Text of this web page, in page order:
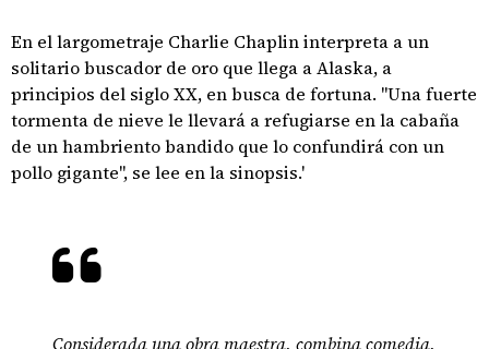
En el largometraje Charlie Chaplin interpreta a un
solitario buscador de oro que llega a Alaska, a
principios del siglo XX, en busca de fortuna. "Una fuerte
tormenta de nieve le llevará a refugiarse en la cabaña
de un hambriento bandido que lo confundirá con un
pollo gigante", se lee en la sinopsis.'
Considerada una obra maestra, combina comedia,